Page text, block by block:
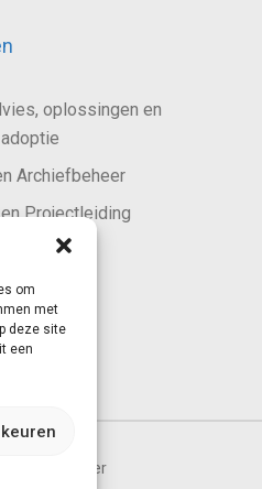
om
met
deze site
een
oplossingen en
Archiefbeheer
Projectleiding
Disclaimer